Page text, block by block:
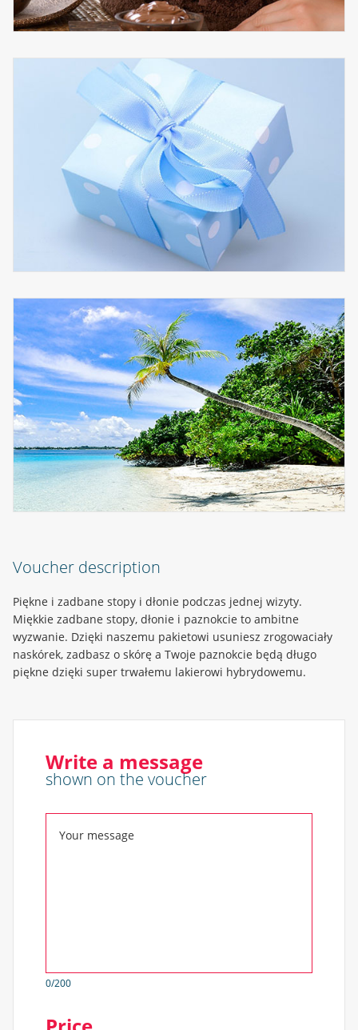
Voucher description
Piękne i zadbane stopy i dłonie podczas jednej wizyty.
Miękkie zadbane stopy, dłonie i paznokcie to ambitne
wyzwanie. Dzięki naszemu pakietowi usuniesz zrogowaciały
naskórek, zadbasz o skórę a Twoje paznokcie będą długo
piękne dzięki super trwałemu lakierowi hybrydowemu.
Write a message
shown on the voucher
0/200